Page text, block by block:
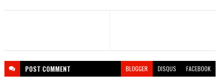
POST COMMENT BLOGGER DISQUS FACEBOOK